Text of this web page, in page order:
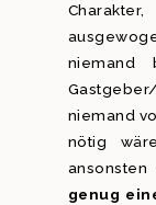
niemand
niemand
nötig
ansonsten
genug